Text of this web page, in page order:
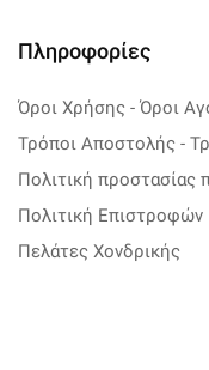
Πληροφορίες
Όροι Χρήσης - Όροι
Τρόποι Αποστολής -
Πολιτική
Πολιτική Επιστροφών
Πελάτες Χονδρικής